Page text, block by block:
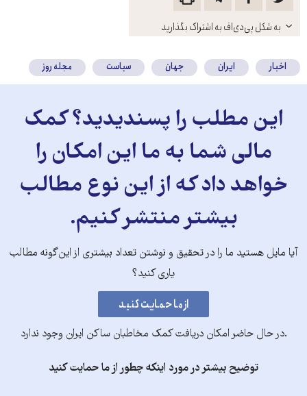
باز
کنید
به شکل پی‌دی‌اف به اشتراک بگذارید
اخبار ایران جهان سیاست مجله روز
این مطلب را پسندیدید؟ کمک
مالی شما به ما این امکان را
خواهد داد که از این نوع مطالب
بیشتر منتشر کنیم.
آیا مایل هستید ما را در تحقیق و نوشتن تعداد بیشتری از این‌گونه مطالب
یاری کنید؟
.در حال حاضر امکان دریافت کمک مخاطبان ساکن ایران وجود ندارد
توضیح بیشتر در مورد اینکه چطور از ما حمایت کنید